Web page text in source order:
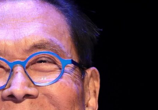
osa aremijan lennoista […]